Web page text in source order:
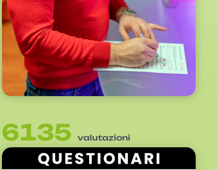
6135 valutazioni